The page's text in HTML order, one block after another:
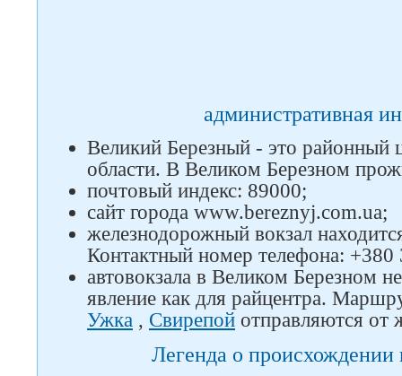
административная
Великий Березный - это районный
области. В Великом Березном
почтовый индекс: 89000;
сайт города www.bereznyj.com.ua;
железнодорожный вокзал
Контактный номер телефона: +380
автовокзала в Великом Березном
явление как для райцентра.
Ужка , Свирепой отправляются от
Легенда о происхождении